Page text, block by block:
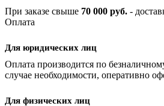
При заказе свыше 70 000 руб. -
Оплата
Для юридических лиц
Оплата производится по
случае необходимости, оперативно
Для физических лиц